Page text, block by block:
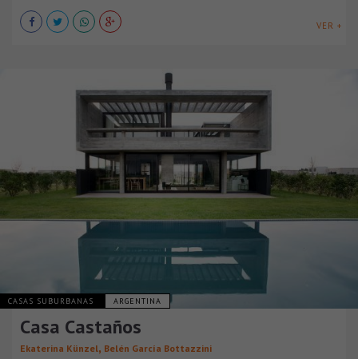
VER +
CASAS SUBURBANAS ARGENTINA
Casa Castaños
Ekaterina Künzel, Belén García Bottazzini